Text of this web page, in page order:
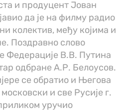
и продуцент Јован
да је на филму радио
колектив, међу којима и
Поздравно слово
Федерације В.В. Путина
одбране А.Р. Белоусов.
се обратио и Његова
и све Русије г.
уручио